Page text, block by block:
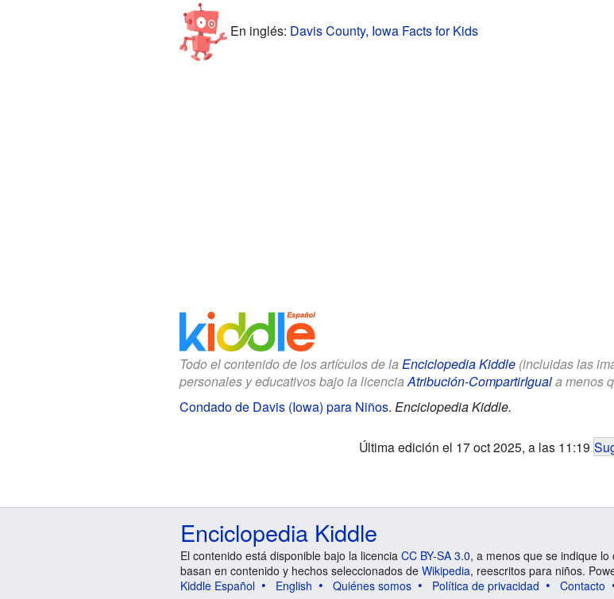
En inglés: Davis County, Iowa Facts for Kids
Todo el contenido de los artículos de la Enciclopedia Kiddle(incluidas las
personales y educativos bajo la licenciaAtribución-CompartirIguala menos
Condado de Davis (Iowa) para Niños. Enciclopedia Kiddle.
Última edición el 17 oct 2025, a las 11:19
Enciclopedia Kiddle
El contenido está disponible bajo la licencia CC BY-SA 3.0, a menos que se indique
basan en contenido y hechos seleccionados de Wikipedia, reescritos para niños.
Kiddle Español
English Quiénes somos Política de privacidad Contacto